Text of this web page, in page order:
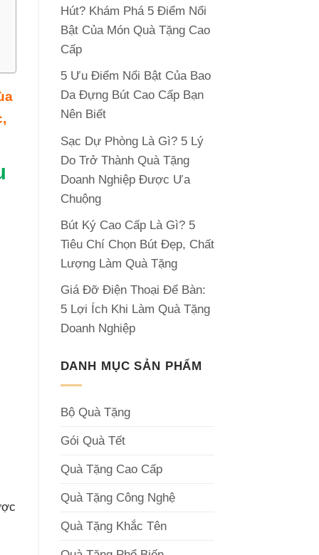
Hút? Khám Phá 5 Điểm Nổi
Bật Của Món Quà Tặng Cao
Cấp
5 Ưu Điểm Nổi Bật Của Bao
Da Đựng Bút Cao Cấp Bạn
Nên Biết
Sạc Dự Phòng Là Gì? 5 Lý
Do Trở Thành Quà Tặng
Doanh Nghiệp Được Ưa
Chuộng
Bút Ký Cao Cấp Là Gì? 5
Tiêu Chí Chọn Bút Đẹp, Chất
Lượng Làm Quà Tặng
Giá Đỡ Điện Thoại Để Bàn:
5 Lợi Ích Khi Làm Quà Tặng
Doanh Nghiệp
DANH MỤC SẢN PHẨM
Bộ Quà Tặng
Gói Quà Tết
Quà Tặng Cao Cấp
Quà Tặng Công Nghệ
Quà Tặng Khắc Tên